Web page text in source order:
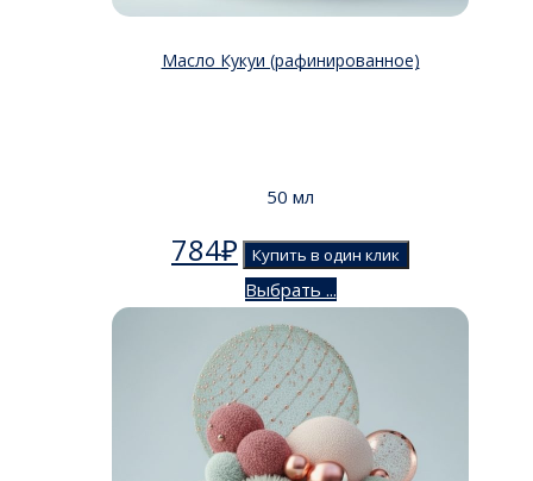
Масло Кукуи (рафинированное)
50 мл
784₽ Купить в один клик
Выбрать ...